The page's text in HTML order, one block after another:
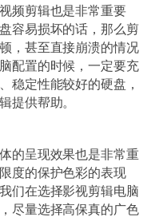
频剪辑也是非常重要
容易损坏的话，那么剪
，甚至直接崩溃的情况
配置的时候，一定要充
稳定性能较好的硬盘，
提供帮助。
的呈现效果也是非常重
度的保护色彩的表现
们在选择影视剪辑电脑
尽量选择高保真的广色